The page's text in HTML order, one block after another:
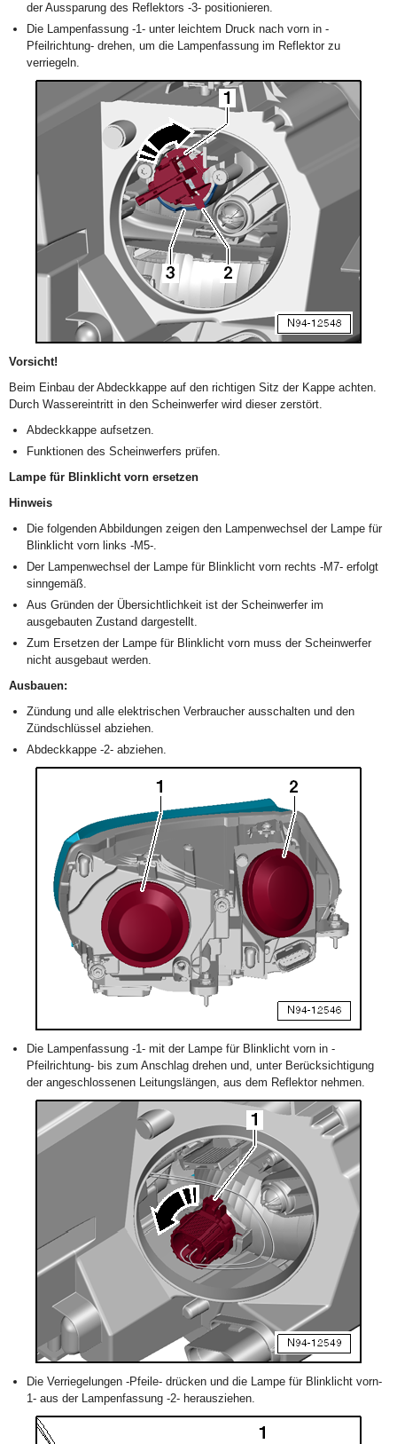
der Aussparung des Reflektors -3- positionieren.
Die Lampenfassung -1- unter leichtem Druck nach vorn in -
Pfeilrichtung- drehen, um die Lampenfassung im Reflektor zu
verriegeln.
Vorsicht!
Beim Einbau der Abdeckkappe auf den richtigen Sitz der Kappe achten.
Durch Wassereintritt in den Scheinwerfer wird dieser zerstört.
Abdeckkappe aufsetzen.
Funktionen des Scheinwerfers prüfen.
Lampe für Blinklicht vorn ersetzen
Hinweis
Die folgenden Abbildungen zeigen den Lampenwechsel der Lampe für
Blinklicht vorn links -M5-.
Der Lampenwechsel der Lampe für Blinklicht vorn rechts -M7- erfolgt
sinngemäß.
Aus Gründen der Übersichtlichkeit ist der Scheinwerfer im
ausgebauten Zustand dargestellt.
Zum Ersetzen der Lampe für Blinklicht vorn muss der Scheinwerfer
nicht ausgebaut werden.
Ausbauen:
Zündung und alle elektrischen Verbraucher ausschalten und den
Zündschlüssel abziehen.
Abdeckkappe -2- abziehen.
Die Lampenfassung -1- mit der Lampe für Blinklicht vorn in -
Pfeilrichtung- bis zum Anschlag drehen und, unter Berücksichtigung
der angeschlossenen Leitungslängen, aus dem Reflektor nehmen.
Die Verriegelungen -Pfeile- drücken und die Lampe für Blinklicht vorn-
1- aus der Lampenfassung -2- herausziehen.